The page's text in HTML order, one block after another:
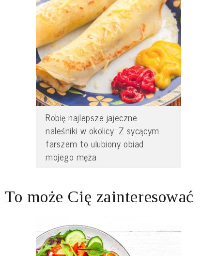
Robię najlepsze jajeczne
naleśniki w okolicy. Z sycącym
farszem to ulubiony obiad
mojego męża
To może Cię zainteresować